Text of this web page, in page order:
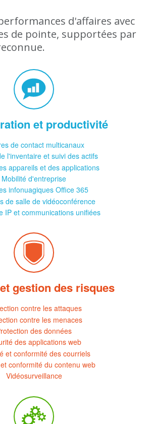
d'affaires avec
de pointe, supportées par
et productivité
de contact multicanaux
l'inventaire et suivi des actifs
appareils et des applications
Mobilité d'entreprise
infonuagiques Office 365
de salle de vidéoconférence
IP et communications unifiées
gestion des risques
contre les attaques
contre les menaces
des données
des applications web
et conformité des courriels
conformité du contenu web
Vidéosurveillance